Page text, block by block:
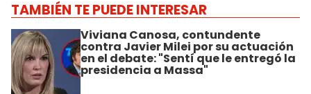
TAMBIÉN TE PUEDE INTERESAR
Viviana Canosa, contundente
contra Javier Milei por su actuación
en el debate: "Sentí que le entregó la
presidencia a Massa"